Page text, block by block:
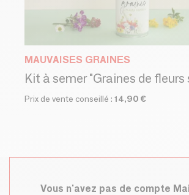
MAUVAISES GRAINES
Prix de vente conseillé : 14,90 €
Vous n'avez pas de compte